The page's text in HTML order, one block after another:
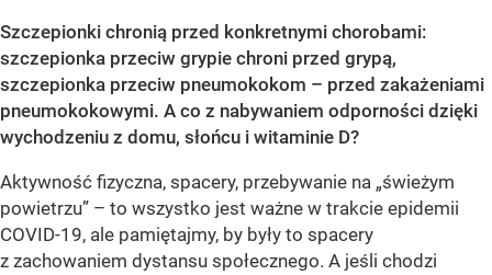
Szczepionki chronią przed konkretnymi chorobami:
szczepionka przeciw grypie chroni przed grypą,
szczepionka przeciw pneumokokom – przed zakażeniami
pneumokokowymi. A co z nabywaniem odporności dzięki
wychodzeniu z domu, słońcu i witaminie D?
Aktywność fizyczna, spacery, przebywanie na „świeżym
powietrzu” – to wszystko jest ważne w trakcie epidemii
COVID-19, ale pamiętajmy, by były to spacery
z zachowaniem dystansu społecznego. A jeśli chodzi